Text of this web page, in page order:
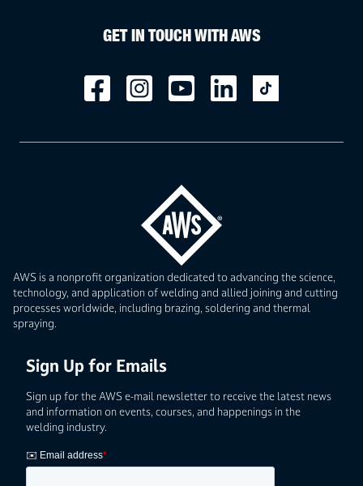
AWS is a nonprofit organization dedicated to advancing the science,
technology, and application of welding and allied joining and cutting
processes worldwide, including brazing, soldering and thermal
spraying.
Sign Up for Emails
Sign up for the AWS e-mail newsletter to receive the latest news
and information on events, courses, and happenings in the
welding industry.
GET IN TOUCH WITH AWS